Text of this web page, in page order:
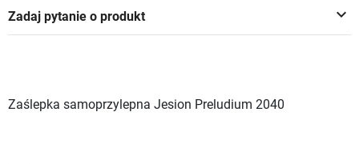
keyboard_arrow_down
Zadaj pytanie o produkt
Zaślepka samoprzylepna Jesion Preludium 2040